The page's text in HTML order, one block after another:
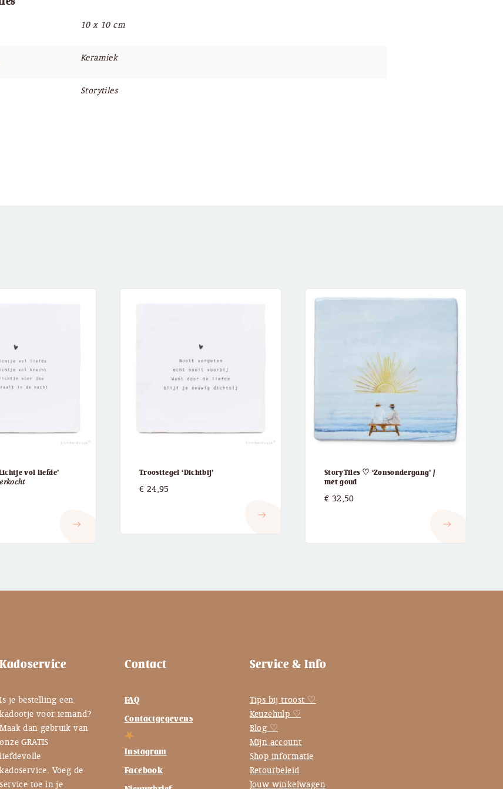
10 x 10 cm
Keramiek
Storytiles
vol liefde’
east
Troosttegel ‘Dichtbij’
€ 24,95
east
StoryTiles ♡ ‘Zonsondergang’ /
met goud
€ 32,50
east
Kadoservice
Is je bestelling een
kadootje voor iemand?
Maak dan gebruik van
onze GRATIS
liefdevolle
kadoservice. Voeg de
service toe in je
Contact
FAQ
Contactgegevens
Instagram
Facebook
Service & Info
Tips bij troost ♡
Keuzehulp ♡
Blog ♡
Mijn account
Shop informatie
Retourbeleid
Jouw winkelwagen